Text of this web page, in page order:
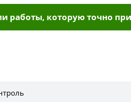
работы, которую точно